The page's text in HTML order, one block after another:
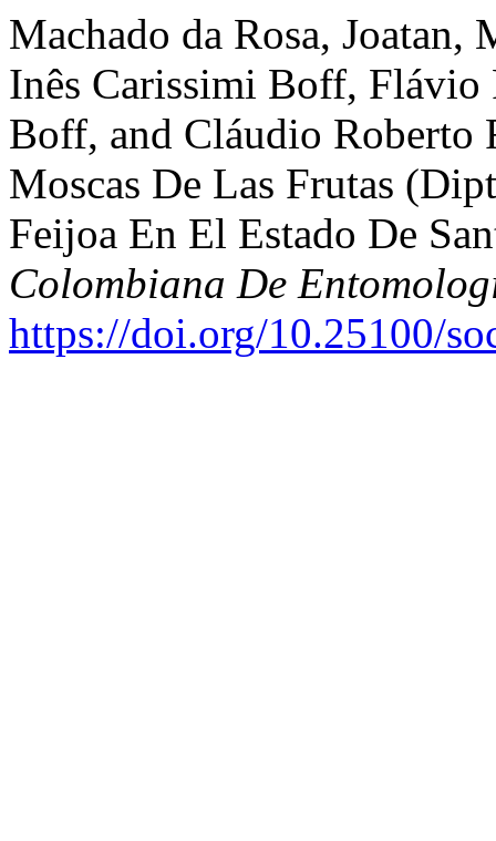
Machado da Rosa,
Inês Carissimi Boff, Flávio
Boff, and Cláudio Roberto
Moscas De Las Frutas
Feijoa En El Estado De
Colombiana De
https://doi.org/10.25100/